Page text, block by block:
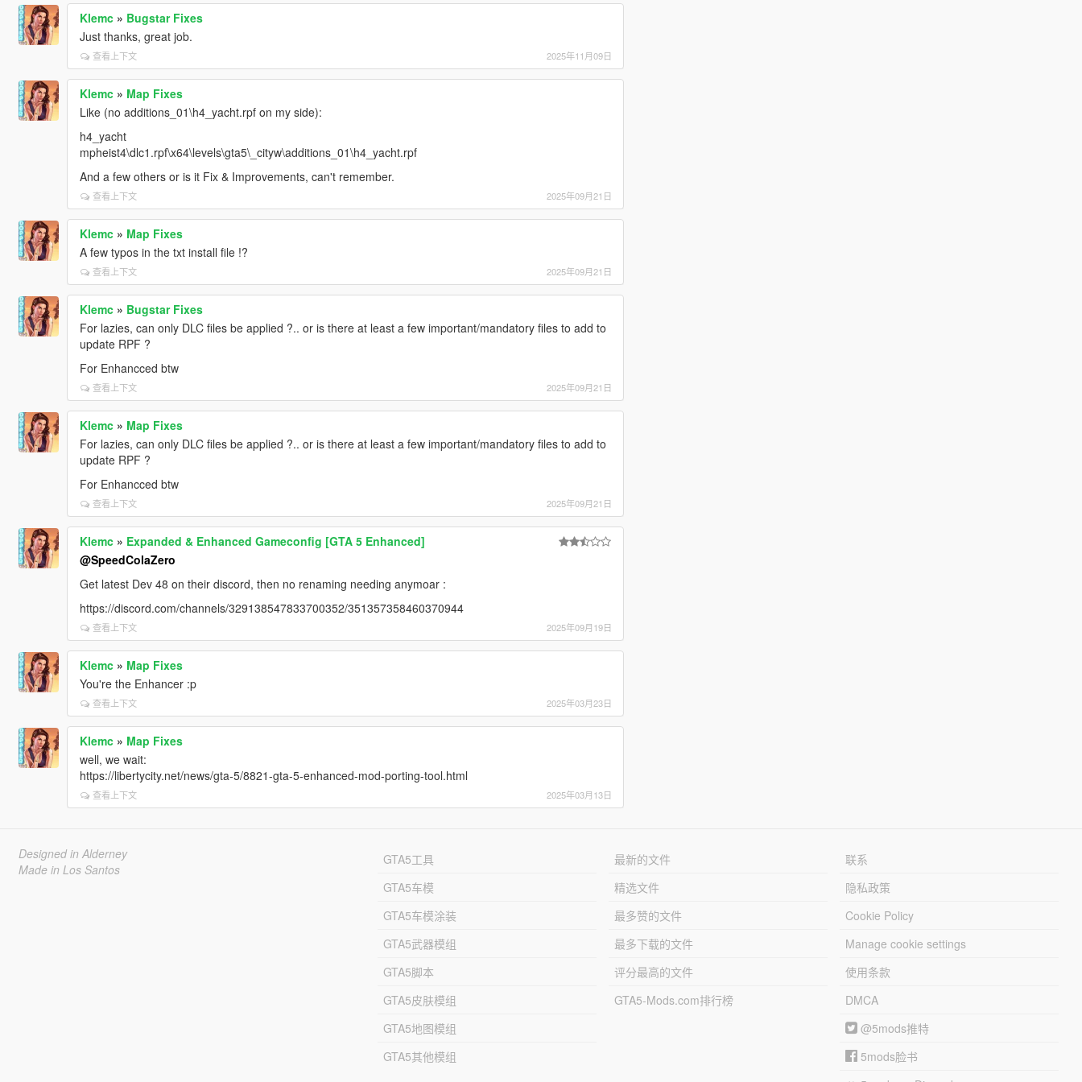
Klemc» Bugstar Fixes
Just thanks, great job.
查看上下文 2025年11月09日
Klemc» Map Fixes
Like (no additions_01\h4_yacht.rpf on my side):
h4_yacht
mpheist4\dlc1.rpf\x64\levels\gta5\_cityw\additions_01\h4_yacht.rpf
And a few others or is it Fix & Improvements, can't remember.
查看上下文 2025年09月21日
Klemc» Map Fixes
A few typos in the txt install file !?
查看上下文 2025年09月21日
Klemc» Bugstar Fixes
For lazies, can only DLC files be applied ?.. or is there at least a few important/mandatory files to add to
update RPF ?
For Enhancced btw
查看上下文 2025年09月21日
Klemc» Map Fixes
For lazies, can only DLC files be applied ?.. or is there at least a few important/mandatory files to add to
update RPF ?
For Enhancced btw
查看上下文 2025年09月21日
Klemc» Expanded & Enhanced Gameconfig [GTA 5 Enhanced]
@SpeedColaZero
Get latest Dev 48 on their discord, then no renaming needing anymoar :
https://discord.com/channels/329138547833700352/351357358460370944
查看上下文 2025年09月19日
Klemc» Map Fixes
You're the Enhancer :p
查看上下文 2025年03月23日
Klemc» Map Fixes
well, we wait:
https://libertycity.net/news/gta-5/8821-gta-5-enhanced-mod-porting-tool.html
查看上下文 2025年03月13日
Designed in Alderney
Made in Los Santos
GTA5工具
GTA5车模
GTA5车模涂装
GTA5武器模组
GTA5脚本
GTA5皮肤模组
GTA5地图模组
GTA5其他模组
最新的文件
精选文件
最多赞的文件
最多下载的文件
评分最高的文件
GTA5-Mods.com排行榜
联系
隐私政策
Cookie Policy
Manage cookie settings
使用条款
DMCA
@5mods推特
5mods脸书